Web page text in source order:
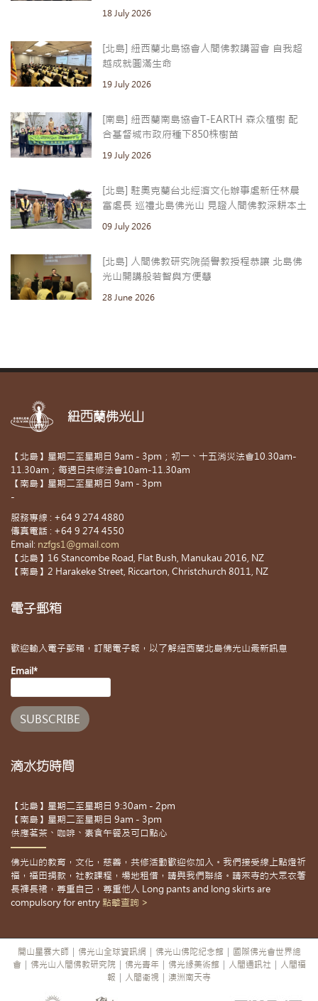
18 July 2026
[北島] 紐西蘭北島協會人間佛教講習會 自我超
越成就圓滿生命
19 July 2026
[南島] 紐西蘭南島協會T-EARTH 森众植樹 配
合基督城市政府種下850株樹苗
19 July 2026
[北島] 駐奧克蘭台北經濟文化辦事處新任林晨
富處長 巡禮北島佛光山 見證人間佛教深耕本土
09 July 2026
[北島] 人間佛教研究院榮譽教授程恭讓 北島佛
光山開講般若智與方便慧
28 June 2026
紐西蘭佛光山
【北島】星期二至星期日 9am - 3pm；初一、十五消災法會10.30am-
11.30am；每週日共修法會10am-11.30am
【南島】星期二至星期日 9am - 3pm
-
服務專線 : +64 9 274 4880
傳真電話 : +64 9 274 4550
Email: nzfgs1@gmail.com
【北島】16 Stancombe Road, Flat Bush, Manukau 2016, NZ
【南島】2 Harakeke Street, Riccarton, Christchurch 8011, NZ
電子郵箱
歡迎輸入電子郵箱，訂閱電子報，以了解紐西蘭北島佛光山最新訊息
Email*
滴水坊時間
【北島】星期二至星期日 9:30am - 2pm
【南島】星期二至星期日 9am - 3pm
供應茗茶、咖啡、素食午餐及可口點心
佛光山的教育，文化，慈善，共修活動歡迎你加入。我們接受線上點燈祈
福，福田捐款，社教課程，場地租借，請與我們聯絡。請來寺的大眾衣著
長褲長裙，尊重自己，尊重他人 Long pants and long skirts are
compulsory for entry 點擊查詢 >
開山星雲大師 佛光山全球資訊網 佛光山佛陀紀念館
國際佛光會世界總
會
佛光山人間佛教研究院 佛光青年 佛光緣美術館 人間通訊社
人間福
報
人間衛視 澳洲南天寺